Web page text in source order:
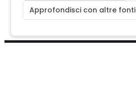
Approfondisci con altre fonti